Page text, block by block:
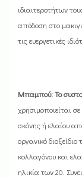
ιδιαιτεροτήτων
απόδοση στο
τις ευεργετικές
Μπαμπού: Το
χρησιμοποιείται
σκόνης ή ελαίου
οργανικό
κολλαγόνου και
ηλικία των 20.